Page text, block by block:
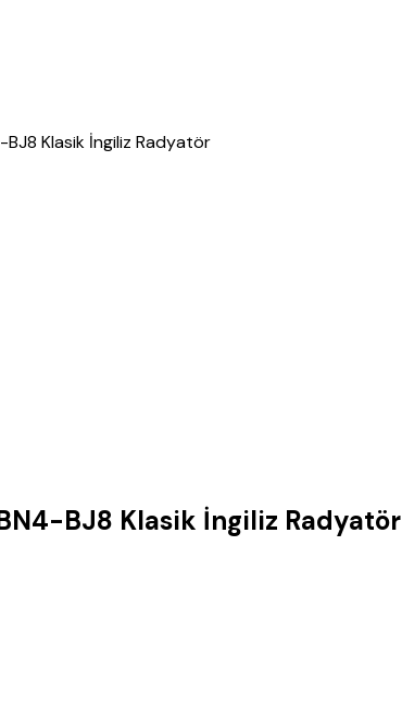
Klasik İngiliz Radyatör
BJ8 Klasik İngiliz Radyatör